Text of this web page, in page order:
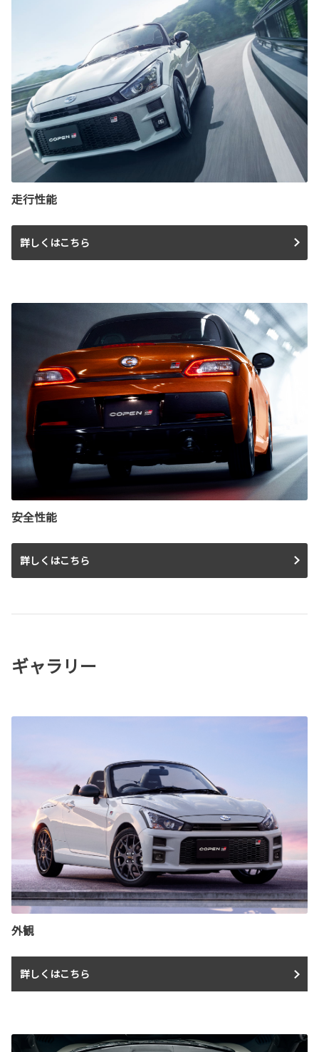
走行性能
詳しくはこちら
安全性能
詳しくはこちら
ギャラリー
外観
詳しくはこちら